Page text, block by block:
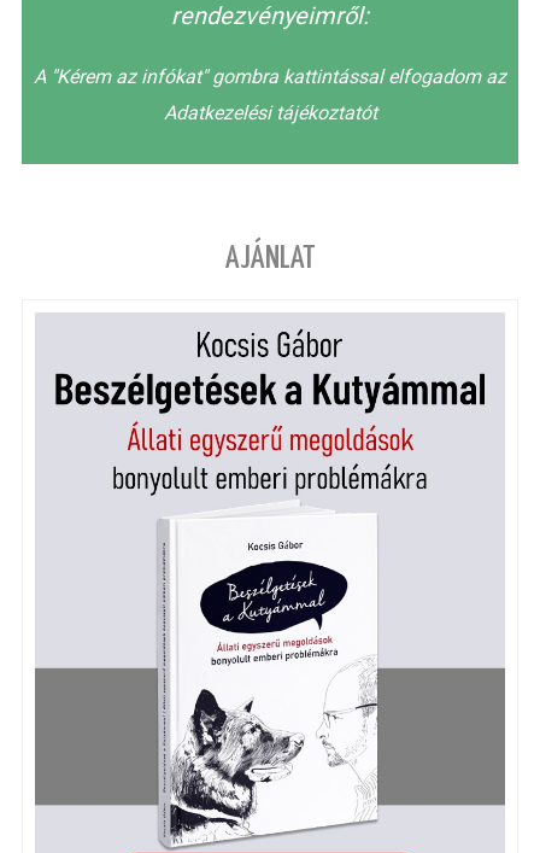
rendezvényeimről:
A "Kérem az infókat" gombra kattintással elfogadom az
Adatkezelési tájékoztatót
AJÁNLAT